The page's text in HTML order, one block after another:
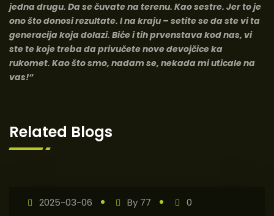
jedna drugu. Da se čuvate na terenu. Kao sestre. Jer to je
ono što donosi rezultate. I na kraju – setite se da ste vi ta
generacija koja dolazi. Biće i tih prvenstava kod nas, vi
ste te koje treba da privučete nove devojčice ka
rukomet. Kao što smo, nadam se, nekada mi uticale na
vas!“
Related Blogs
2025-03-06 By 77 0